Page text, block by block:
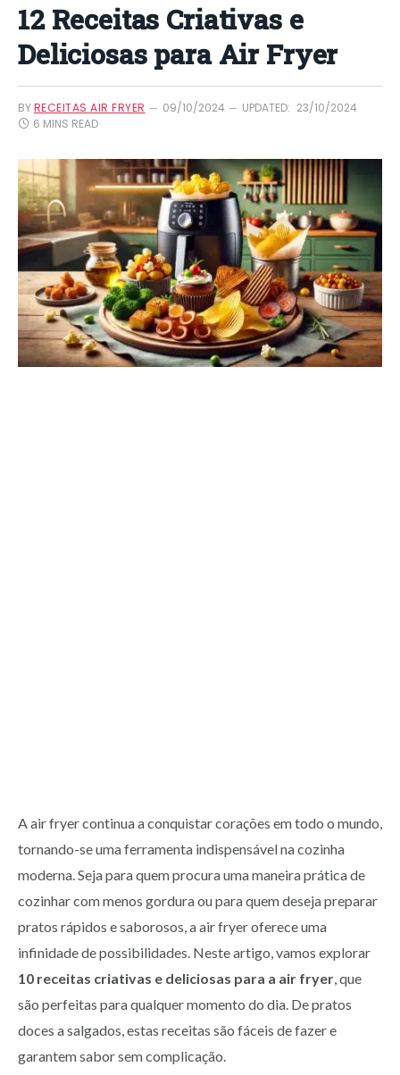
12 Receitas Criativas e
Deliciosas para Air Fryer
BYRECEITAS AIR FRYER 09/10/2024 UPDATED: 23/10/2024
6 MINS READ
A air fryer continua a conquistar corações em todo o mundo,
tornando-se uma ferramenta indispensável na cozinha
moderna. Seja para quem procura uma maneira prática de
cozinhar com menos gordura ou para quem deseja preparar
pratos rápidos e saborosos, a air fryer oferece uma
infinidade de possibilidades. Neste artigo, vamos explorar
10 receitas criativas e deliciosas para a air fryer, que
são perfeitas para qualquer momento do dia. De pratos
doces a salgados, estas receitas são fáceis de fazer e
garantem sabor sem complicação.